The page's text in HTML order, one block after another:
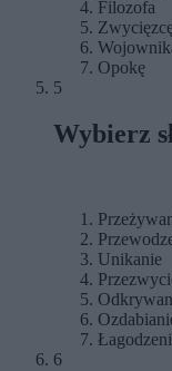
Filozofa
Opokę
5
Wybierz
Unikanie
6